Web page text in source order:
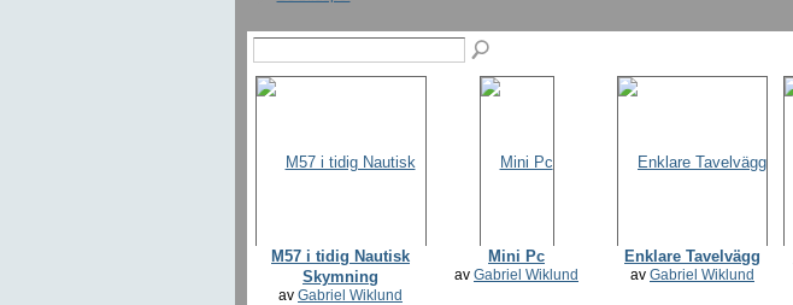
M57 i tidig Nautisk
Skymning
av Gabriel Wiklund
Mini Pc
av Gabriel Wiklund
Enklare Tavelvägg
av Gabriel Wiklund